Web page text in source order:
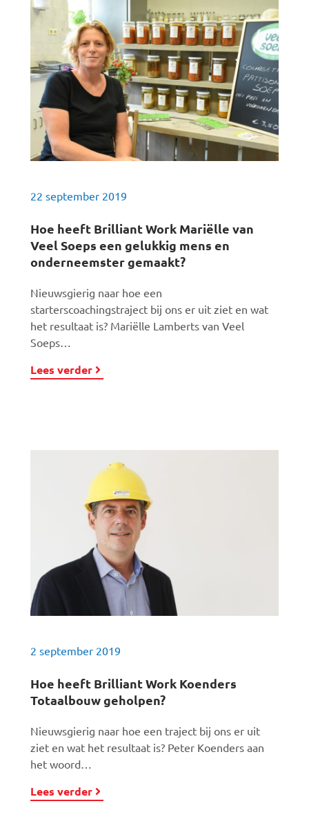
22 september 2019
Hoe heeft Brilliant Work Mariëlle van
Veel Soeps een gelukkig mens en
onderneemster gemaakt?
Nieuwsgierig naar hoe een
starterscoachingstraject bij ons er uit ziet en wat
het resultaat is? Mariëlle Lamberts van Veel
Soeps…
Lees verder
2 september 2019
Hoe heeft Brilliant Work Koenders
Totaalbouw geholpen?
Nieuwsgierig naar hoe een traject bij ons er uit
ziet en wat het resultaat is? Peter Koenders aan
het woord…
Lees verder